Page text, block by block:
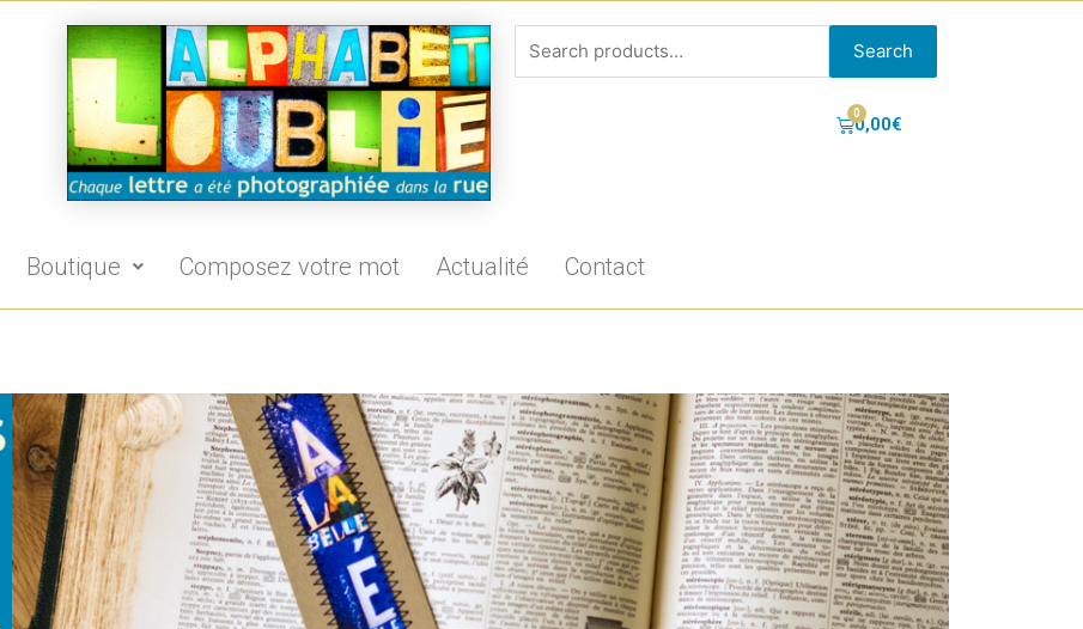
Search
0,00€
Boutique Composez votre mot Actualité Contact